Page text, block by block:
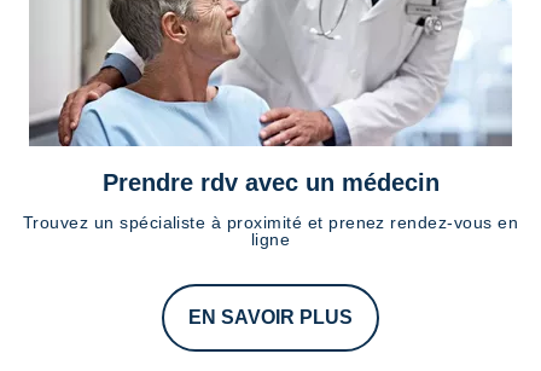
Prendre rdv avec un médecin
Trouvez un spécialiste à proximité et prenez rendez-vous en
ligne
EN SAVOIR PLUS